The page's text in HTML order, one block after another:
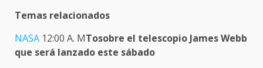
Temas relacionados
NASA 12:00 A. MTosobre el telescopio James Webb
que será lanzado este sábado